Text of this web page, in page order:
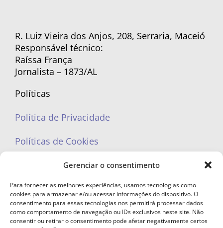
Gerenciar o consentimento
Para fornecer as melhores experiências, usamos tecnologias como
cookies para armazenar e/ou acessar informações do dispositivo. O
consentimento para essas tecnologias nos permitirá processar dados
como comportamento de navegação ou IDs exclusivos neste site. Não
consentir ou retirar o consentimento pode afetar negativamente certos
R. Luiz Vieira dos Anjos, 208, Serraria, Maceió
Responsável técnico:
Raíssa França
Jornalista – 1873/AL
Políticas
Política de Privacidade
Políticas de Cookies
portaleufemea@gmail.com